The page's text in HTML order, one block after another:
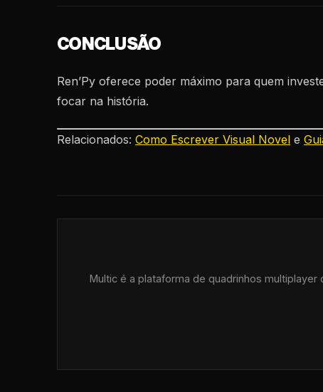
CONCLUSÃO
Ren’Py oferece poder máximo para quem
focar na história.
Relacionados: Como Escrever Visual Novel e
Multic é a plataforma de quadrinhos